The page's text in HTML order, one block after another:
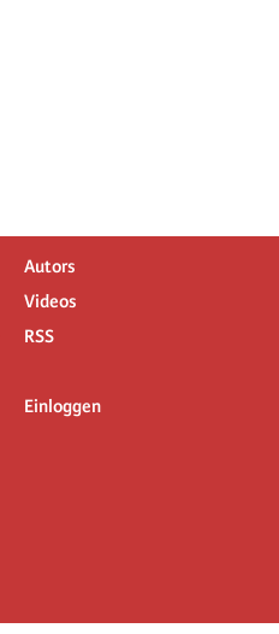
Autors
Videos
RSS
Einloggen